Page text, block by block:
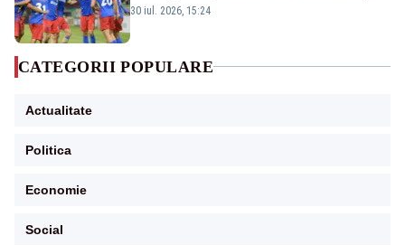
este eliminată de FK Auda
30 iul. 2026, 15:24
CATEGORII POPULARE
Actualitate
Politica
Economie
Social